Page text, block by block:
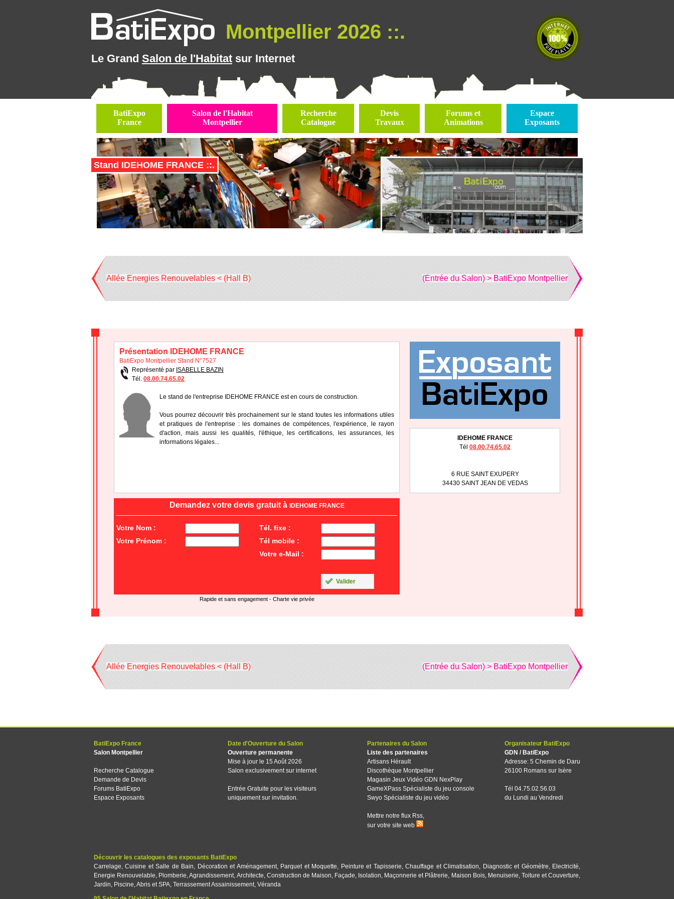
Montpellier 2026 ::.
Le Grand Salon de l'Habitat sur Internet
BatiExpo
France
Salon de l'Habitat
Montpellier
Recherche
Catalogue
Devis
Travaux
Forums et
Animations
Espace
Exposants
Stand IDEHOME FRANCE ::.
Allée Energies Renouvelables < (Hall B) (Entrée du Salon) > BatiExpo Montpellier
Présentation IDEHOME FRANCE
BatiExpo Montpellier Stand N°7527
Représenté par ISABELLE BAZIN
Tél. 08.00.74.65.02
Le stand de l'entreprise IDEHOME FRANCE est en cours de construction.
Vous pourrez découvrir très prochainement sur le stand toutes les informations utiles
et pratiques de l'entreprise : les domaines de compétences, l'expérience, le rayon
d'action, mais aussi les qualités, l'éthique, les certifications, les assurances, les
informations légales...
IDEHOME FRANCE
Tél 08.00.74.65.02
6 RUE SAINT EXUPERY
34430 SAINT JEAN DE VEDAS
Demandez votre devis gratuit à IDEHOME FRANCE
Votre Nom :
Tél. fixe :
Votre Prénom :
Tél mobile :
Votre e-Mail :
Valider
Rapide et sans engagement - Charte vie privée
Allée Energies Renouvelables < (Hall B) (Entrée du Salon) > BatiExpo Montpellier
BatiExpo France
Salon Montpellier
Recherche Catalogue
Demande de Devis
Forums BatiExpo
Espace Exposants
Date d'Ouverture du Salon
Ouverture permanente
Mise à jour le 15 Août 2026
Salon exclusivement sur internet
Entrée Gratuite pour les visiteurs
uniquement sur invitation.
Partenaires du Salon
Liste des partenaires
Artisans Hérault
Discothèque Montpellier
Magasin Jeux Vidéo GDN NexPlay
GameXPass Spécialiste du jeu console
Swyo Spécialiste du jeu vidéo
Mettre notre flux Rss,
sur votre site web
Organisateur BatiExpo
GDN / BatiExpo
Adresse: 5 Chemin de Daru
26100 Romans sur Isère
Tél 04.75.02.56.03
du Lundi au Vendredi
Découvrir les catalogues des exposants BatiExpo
Carrelage,Cuisine et Salle de Bain, Décoration et Aménagement, Parquet et Moquette, Peinture et Tapisserie,Chauffage et Climatisation, Diagnostic et Géomètre, Electricité,
Energie Renouvelable, Plomberie,Agrandissement, Architecte, Construction de Maison, Façade, Isolation, Maçonnerie et Plâtrerie, Maison Bois, Menuiserie, Toiture et Couverture,
Jardin, Piscine, Abris et SPA, Terrassement Assainissement, Véranda